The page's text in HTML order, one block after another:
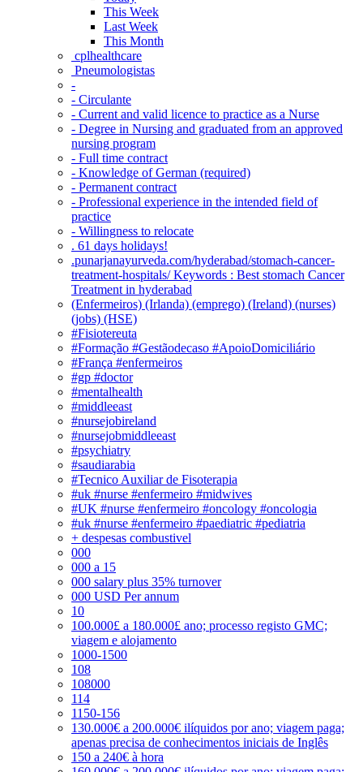
This Week
Last Week
This Month
‎ cplhealthcare‬
Pneumologistas
-
- Circulante
- Current and valid licence to practice as a Nurse
- Degree in Nursing and graduated from an approved
nursing program
- Full time contract
- Knowledge of German (required)
- Permanent contract
- Professional experience in the intended field of
practice
- Willingness to relocate
. 61 days holidays!
.punarjanayurveda.com/hyderabad/stomach-cancer-
treatment-hospitals/ Keywords : Best stomach Cancer
Treatment in hyderabad
(Enfermeiros) (Irlanda) (emprego) (Ireland) (nurses)
(jobs) (HSE)
#Fisiotereuta
#Formação #Gestãodecaso #ApoioDomiciliário
#França #enfermeiros
#gp #doctor
#mentalhealth
#middleeast
#nursejobireland
#nursejobmiddleeast
#psychiatry
#saudiarabia
#Tecnico Auxiliar de Fisoterapia
#uk #nurse #enfermeiro #midwives
#UK #nurse #enfermeiro #oncology #oncologia
#uk #nurse #enfermeiro #paediatric #pediatria
+ despesas combustivel
000
000 a 15
000 salary plus 35% turnover
000 USD Per annum
10
100.000£ a 180.000£ ano; processo registo GMC;
viagem e alojamento
1000-1500
108
108000
114
1150-156
130.000€ a 200.000€ ilíquidos por ano; viagem paga;
apenas precisa de conhecimentos iniciais de Inglês
150 a 240€ à hora